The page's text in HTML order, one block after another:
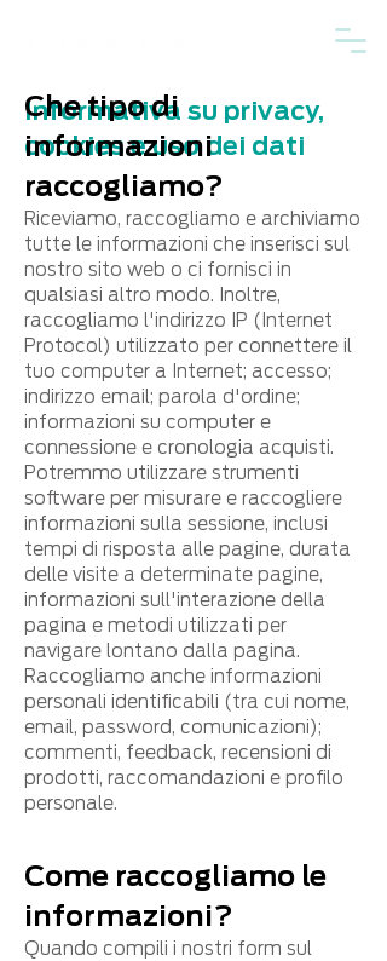
Informativa su privacy,
cookies e uso dei dati
Che tipo di
informazioni
raccogliamo?
Riceviamo, raccogliamo e archiviamo
tutte le informazioni che inserisci sul
nostro sito web o ci fornisci in
qualsiasi altro modo. Inoltre,
raccogliamo l'indirizzo IP (Internet
Protocol) utilizzato per connettere il
tuo computer a Internet; accesso;
indirizzo email; parola d'ordine;
informazioni su computer e
connessione e cronologia acquisti.
Potremmo utilizzare strumenti
software per misurare e raccogliere
informazioni sulla sessione, inclusi
tempi di risposta alle pagine, durata
delle visite a determinate pagine,
informazioni sull'interazione della
pagina e metodi utilizzati per
navigare lontano dalla pagina.
Raccogliamo anche informazioni
personali identificabili (tra cui nome,
email, password, comunicazioni);
commenti, feedback, recensioni di
prodotti, raccomandazioni e profilo
personale.
Come raccogliamo le
informazioni?
Quando compili i nostri form sul